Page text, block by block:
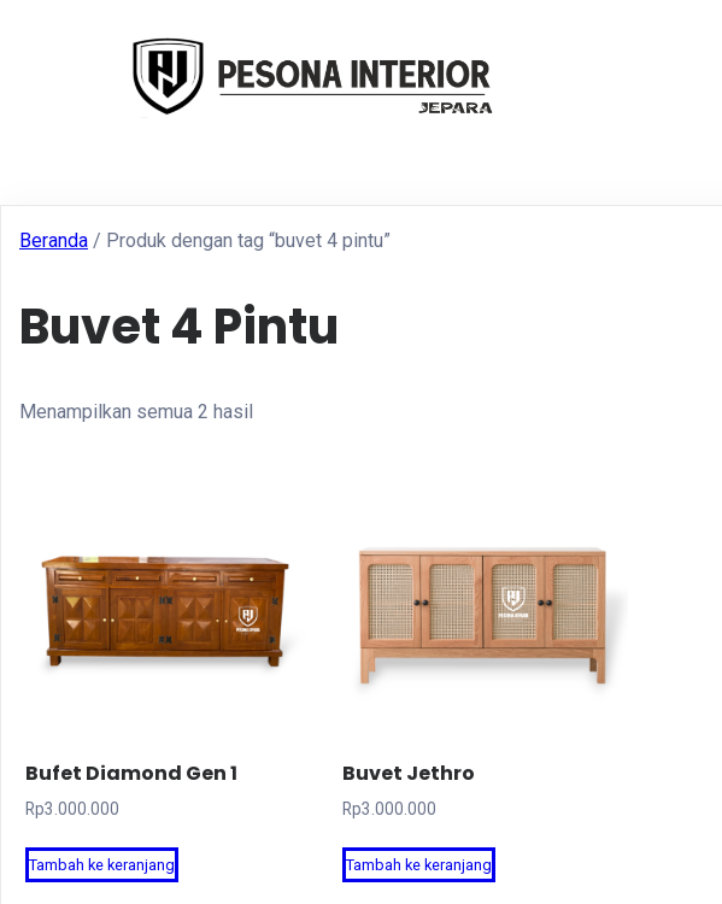
Beranda / Produk dengan tag “buvet 4 pintu”
Buvet 4 Pintu
Menampilkan semua 2 hasil
Bufet Diamond Gen 1
Rp3.000.000
Tambah ke keranjang
Buvet Jethro
Rp3.000.000
Tambah ke keranjang